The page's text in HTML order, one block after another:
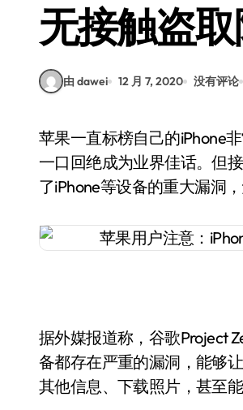
无接触盗
由 dawei 12 月 7, 2020 没有评论
苹果一直标榜自己的iPhone非常安全且注重保护用户的隐私，当年FBI想解锁iPhone手机都被苹果
一口回绝成为业界佳话。但
了iPhone等设备的重大漏洞
据外媒报道称，谷歌Project
备都存在严重的漏洞，能够
其他信息、下载照片，甚至